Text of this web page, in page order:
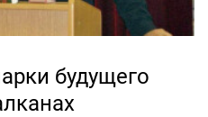
будущего